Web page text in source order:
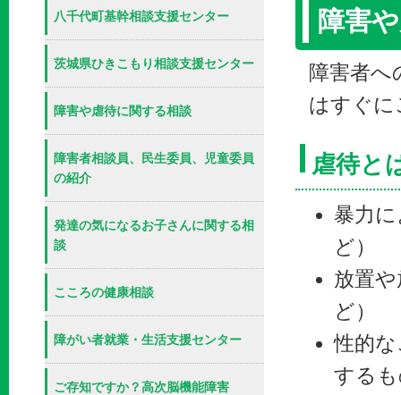
八千代町基幹相談支援センター
茨城県ひきこもり相談支援センター
障害や虐待に関する相談
障害者相談員、民生委員、児童委員
の紹介
発達の気になるお子さんに関する相
談
こころの健康相談
障がい者就業・生活支援センター
ご存知ですか？高次脳機能障害
障害
障害者へ
はすぐに
虐待と
暴力
ど）
放置
ど）
性的
する